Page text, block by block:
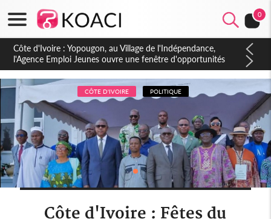
0
Côte d'Ivoire : CHU de Treichville, après la fronde, les agents
contractuels obtiennent un accord avec la direction sur les
arriérés du SMIG 2023
CÔTE D'IVOIRE POLITIQUE
Côte d'Ivoire : Fêtes du